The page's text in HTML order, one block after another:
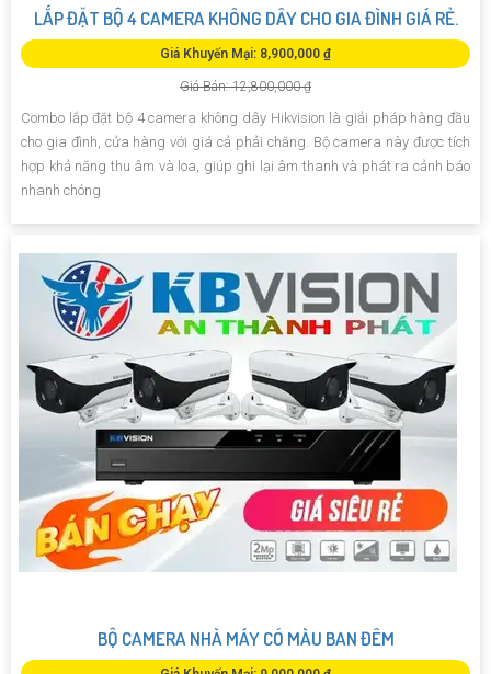
LẮP ĐẶT BỘ 4 CAMERA KHÔNG DÂY CHO GIA ĐÌNH GIÁ RẺ.
Giá Khuyến Mại: 8,900,000 ₫
Giá Bán: 12,800,000 ₫
Combo lắp đặt bộ 4 camera không dây Hikvision là giải pháp hàng đầu
cho gia đình, cửa hàng với giá cả phải chăng. Bộ camera này được tích
hợp khả năng thu âm và loa, giúp ghi lại âm thanh và phát ra cảnh báo
nhanh chóng
BỘ CAMERA NHÀ MÁY CÓ MÀU BAN ĐÊM